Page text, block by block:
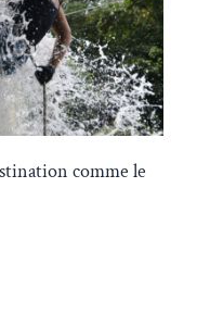
comme le